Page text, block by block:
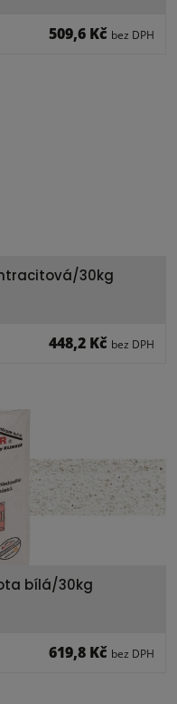
509,6 Kč bez DPH
30kg
448,2 Kč bez DPH
bílá/30kg
619,8 Kč bez DPH